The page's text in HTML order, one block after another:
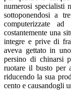
numerosi specialisti
sottoponendosi a
computerizzate
costantemente una
integre e prive di
aveva gettato in
persino di chinarsi
ruotare il busto per
riducendo la sua
cento e causandogli